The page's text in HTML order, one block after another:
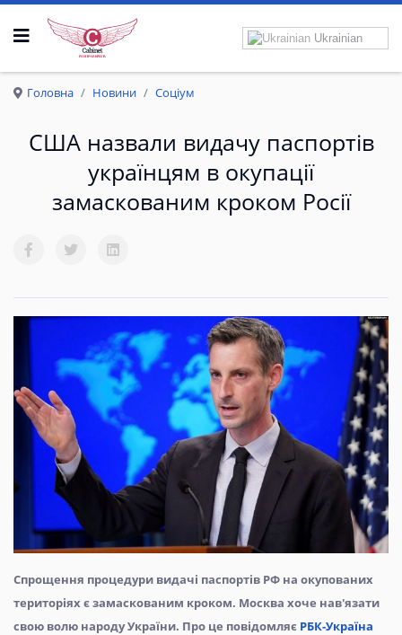
РОЗПРАВКРИЛА
Ukrainian
Головна Новини Соціум
США назвали видачу паспортів
українцям в окупації
замаскованим кроком Росії
Спрощення процедури видачі паспортів РФ на окупованих
територіях є замаскованим кроком. Москва хоче нав'язати
свою волю народу України. Про це повідомляє РБК-Україна